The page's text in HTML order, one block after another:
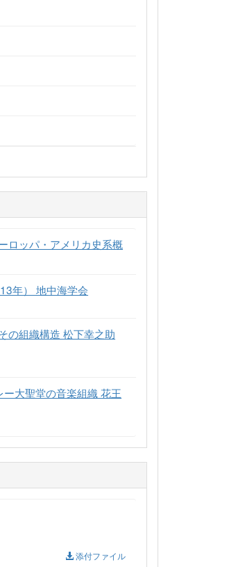
ロッパ・アメリカ史系概
年） 地中海学会
の組織構造 松下幸之助
大聖堂の音楽組織 花王
添付ファイル